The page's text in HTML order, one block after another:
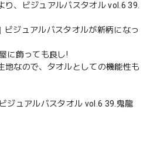
り、ビジュアルバスタオル vol.6 39.
ビジュアルバスタオルが新柄になっ
に飾っても良し!
地なので、タオルとしての機能性も
ジュアルバスタオル vol.6 39.鬼龍